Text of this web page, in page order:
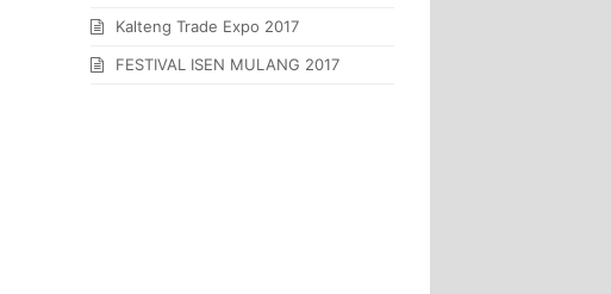
Kalteng Trade Expo 2017
FESTIVAL ISEN MULANG 2017